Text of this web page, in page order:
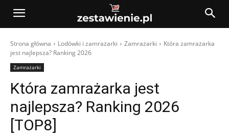
Strona główna Lodówki i zamrażarki Zamrażarki
Która zamrażarka
jest najlepsza? Ranking 2026
Zamrażarki
Która zamrażarka jest
najlepsza? Ranking 2026
[TOP8]